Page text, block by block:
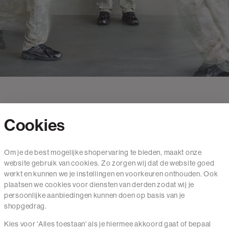
Mail ons
020 - 3412 650
Van maandag t/m vrijdag van 8.30 uur tot 18.00 uur.
Cookies
Om je de best mogelijke shopervaring te bieden, maakt onze
website gebruik van cookies. Zo zorgen wij dat de website goed
werkt en kunnen we je instellingen en voorkeuren onthouden. Ook
plaatsen we cookies voor diensten van derden zodat wij je
persoonlijke aanbiedingen kunnen doen op basis van je
shopgedrag.
Kies voor 'Alles toestaan' als je hiermee akkoord gaat of bepaal